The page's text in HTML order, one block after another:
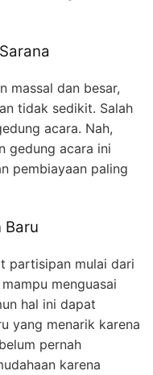
massal dan besar,
tidak sedikit. Salah
acara. Nah,
gedung acara ini
pembiayaan paling
Baru
partisipan mulai dari
menguasai
hal ini dapat
yang menarik karena
pernah
karena